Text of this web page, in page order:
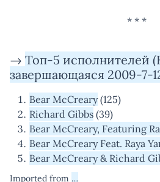
→ Топ-5 исполнителей
завершающаяся 2009-7-
Bear McCreary(125)
Richard Gibbs (39)
Bear McCreary, Featuring
Bear McCreary Feat. Raya
Bear McCreary & Richard
Imported from …